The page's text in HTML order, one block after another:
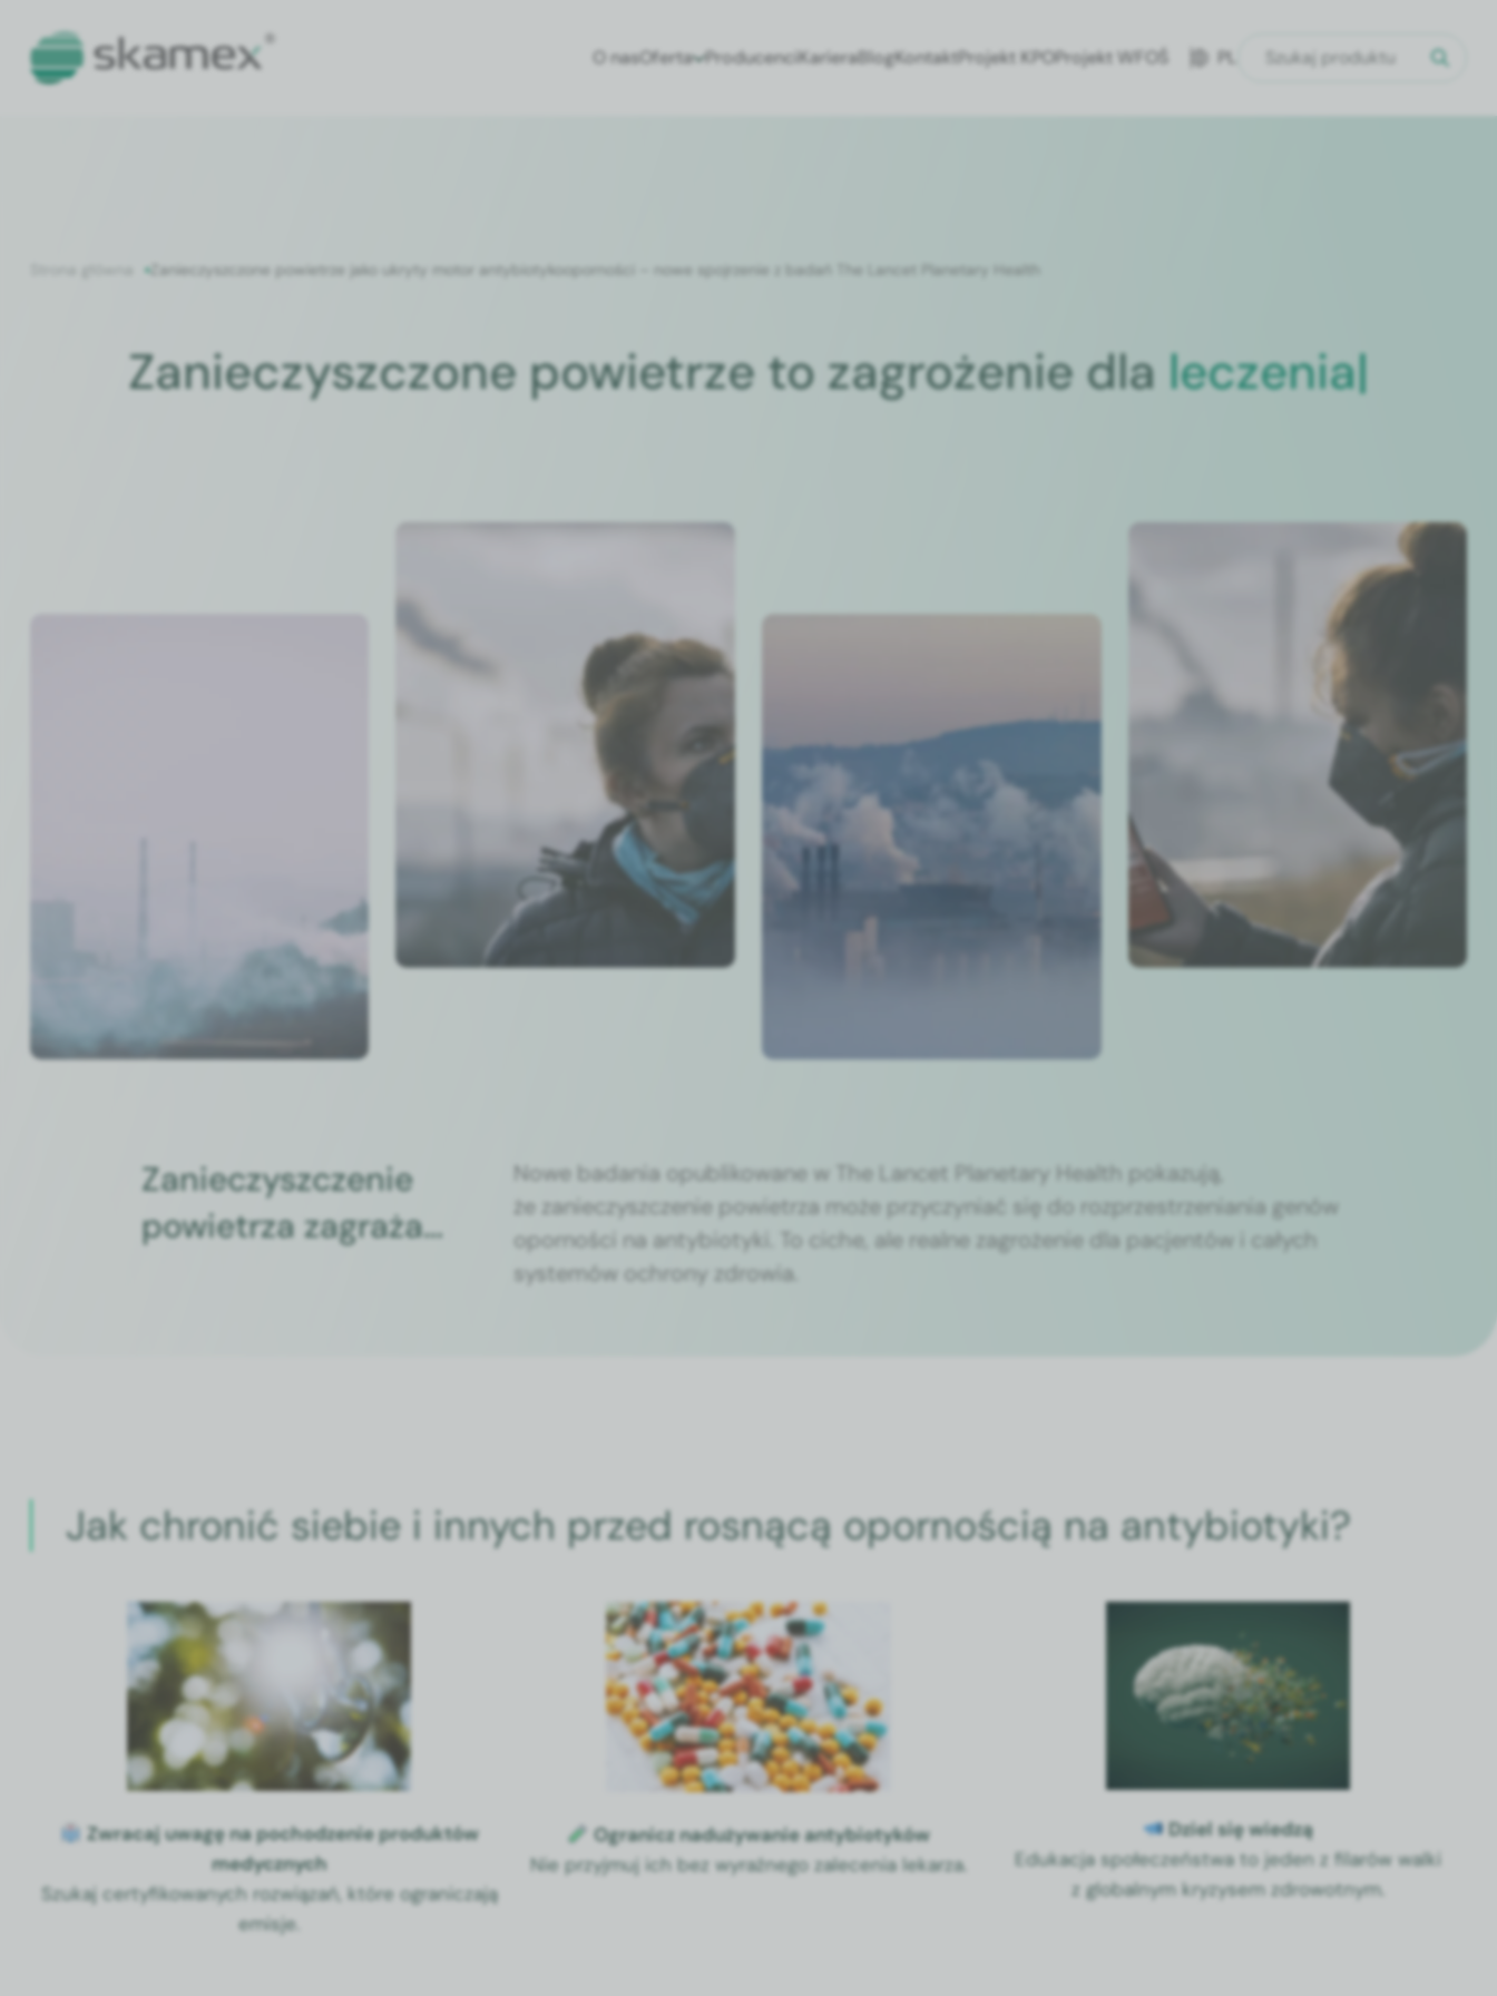
O nasOferta ProducenciKarieraBlogKontaktProjekt KPOProjekt WFOŚ PL
Zanieczyszc­zone powi­etrze jako ukry­ty motor anty­bio­tykoopornoś­ci – nowe spo­jrze­nie z badań The Lancet Plan­e­tary Health
Zanieczyszczone powietrze to zagrożenie dlaprzyszłości
Zanieczyszczenie
powietrza zagraża…
Nowe bada­nia opub­likowane w The Lancet Plan­e­tary Health pokazu­ją,
że zanieczyszcze­nie powi­etrza może przy­czy­ni­ać się do rozprzestrzeni­a­nia genów
opornoś­ci na anty­bio­ty­ki. To ciche, ale realne zagroże­nie dla pac­jen­tów i całych
sys­temów ochrony zdrowia.
Jak chronić siebie i innych przed rosnącą opornością na antybiotyki?
Zwracaj uwagę na pochodze­nie pro­duk­tów
medy­cznych
Szukaj cer­ty­fikowanych rozwiązań, które ogranicza­ją
emis­je.
Ogranicz naduży­wanie anty­bio­tyków
Nie przyj­muj ich bez wyraźnego zalece­nia lekarza.
Dziel się wiedzą
Edukac­ja społeczeńst­wa to jeden z filarów wal­ki
z glob­al­nym kryzy­sem zdrowot­nym.